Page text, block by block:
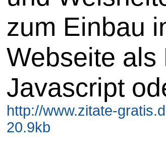
zum Einbau
Webseite als
Javascript
http://www.zitate-
20.9kb